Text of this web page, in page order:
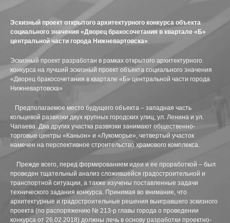
РЕКОНСТРУКЦИЯ НЕЗАВЕРШЕННОГО
РЕКОНСТРУКЦИЯ НЕЗАВЕРШЕННОГО ОБЪЕКТА
РЕКОНСТРУКЦИЯ ЧАСТИ ЗДАНИЯ-СКЛАДА ПО УЛ.
МАГАЗИН ОБУВИ В ИЗЛУЧИНСКЕ
МНОГОУРОВНЕВЫЙ ПАРКИНГ
ОБЩЕСТВЕННЫЙ ЦЕНТР ПО УЛ.
РЕКОНСТРУКЦИЯ АПТЕКИ В БИЗНЕСИНКУБАТОР
РЕКОНСТРУКЦИЯ МАГАЗИНА "ВСЕ ДЛЯ ДОМА" ПО
Эскизный проект открытого архитектурного конкурса объекта
социального значения «Дворец бракосочетания в квартале «Б»
центральной части города Нижневартовска»
Эскизный проект разработан в рамках открытого архитектурного
конкурса на лучший эскизный проект объекта социального значения
«Дворец бракосочетания в квартале «Б» центральной части города
Нижневартовска»
Предполагаемое место будущего объекта – западная часть
кольцевой развязки двух крупных городских улиц, ул. Ленина и ул.
Чапаева. Два других участка развязки занимают общественно-
торговые центры «Каньон» и «Лукоморье», четвертый участок
намечен на перспективное строительство храмового комплекса.
Прежде всего, перед формированием идеи и ее проработкой – был
проведен тщательный анализ сложившейся градостроительной и
транспортной ситуации, а также изучены поставленные задачи
технического задания конкурса. Принимая во внимание, что
архитектурные и градостроительные решения выигравшего эскизного
проекта (по распоряжению № 213-р главы города о проведении
конкурса от 26.02.2018) должны лечь в основу разработки проектно-